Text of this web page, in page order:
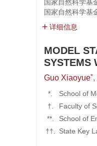
国家自然科学基
国家自然科学基
详细信息
MODEL
SYSTEMS
Guo Xiaoyue*,
*.
School of
†.
Faculty of
**.
School of
††.
State Key